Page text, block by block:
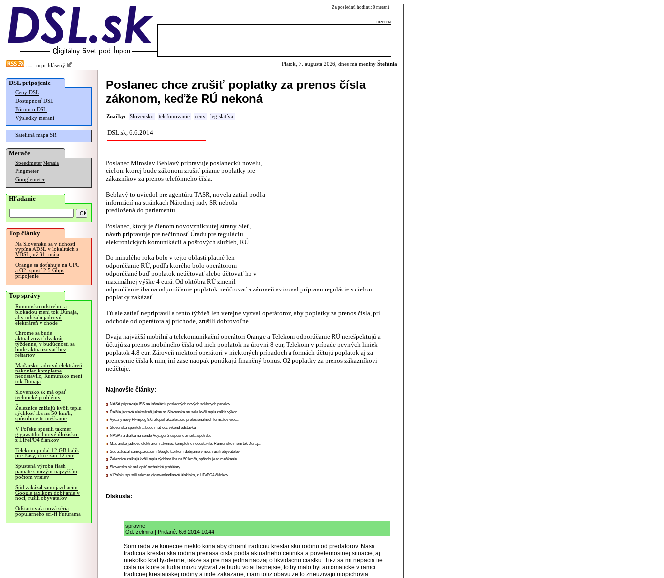
Za poslednú hodinu: 0 meraní
inzercia
neprihlásený Piatok, 7. augusta 2026, dnes má meniny Štefánia
DSL pripojenie
Ceny DSL
Dostupnosť DSL
Fórum o DSL
Výsledky meraní
Satelitná mapa SR
Merače
Speedmeter Merania
Pingmeter
Googlemeter
Hľadanie
Top články
Na Slovensku sa v tichosti
vypína ADSL v lokalitách s
VDSL, už 31. mája
Orange sa doťahuje na UPC
a O2, spustí 2.5 Gbps
pripojenie
Top správy
Rumunsko odstrelmi a
blokádou mení tok Dunaja,
aby udržalo jadrovú
elektráreň v chode
Chrome sa bude
aktualizovať dvakrát
týždenne, v budúcnosti sa
bude aktualizovať bez
reštartov
Maďarsko jadrovú elektráreň
nakoniec kompletne
neodstavilo, Rumunsko mení
tok Dunaja
Slovensko.sk má opäť
technické problémy
Železnice znižujú kvôli teplu
rýchlosť iba na 50 km/h,
spôsobuje to meškanie
V Poľsku spustili takmer
gigawatthodinové úložisko,
z LiFePO4 článkov
Telekom pridal 12 GB balík
pre Easy, chce zaň 12 eur
Spustená výroba flash
pamäte s novým najvyšším
počtom vrstiev
Súd zakázal samojazdiacim
Google taxíkom dobíjanie v
noci, rušili obyvateľov
Odštartovala nová séria
populárneho sci-fi Futurama
Poslanec chce zrušiť poplatky za prenos čísla
zákonom, keďže RÚ nekoná
Značky: Slovensko telefonovanie ceny legislatíva
DSL.sk, 6.6.2014
Poslanec Miroslav Beblavý pripravuje poslaneckú novelu,
cieľom ktorej bude zákonom zrušiť priame poplatky pre
zákazníkov za prenos telefónneho čísla.
Beblavý to uviedol pre agentúru TASR, novela zatiaľ podľa
informácií na stránkach Národnej rady SR nebola
predložená do parlamentu.
Poslanec, ktorý je členom novovzniknutej strany Sieť,
návrh pripravuje pre nečinnosť Úradu pre reguláciu
elektronických komunikácií a poštových služieb, RÚ.
Do minulého roka bolo v tejto oblasti platné len
odporúčanie RÚ, podľa ktorého bolo operátorom
odporúčané buď poplatok neúčtovať alebo účtovať ho v
maximálnej výške 4 eurá. Od októbra RÚ zmenil
odporúčanie iba na odporúčanie poplatok neúčtovať a zároveň avizoval prípravu regulácie s cieľom
poplatky zakázať.
Tú ale zatiaľ nepripravil a tento týždeň len verejne vyzval operátorov, aby poplatky za prenos čísla, pri
odchode od operátora aj príchode, zrušili dobrovoľne.
Dvaja najväčší mobilní a telekomunikační operátori Orange a Telekom odporúčanie RÚ nerešpektujú a
účtujú za prenos mobilného čísla od nich poplatok na úrovni 8 eur, Telekom v prípade pevných liniek
poplatok 4.8 eur. Zároveň niektorí operátori v niektorých prípadoch a formách účtujú poplatok aj za
prenesenie čísla k nim, iní zase naopak ponúkajú finančný bonus. O2 poplatky za prenos zákazníkovi
neúčtuje.
Najnovšie články:
NASA pripravuje ISS na inštaláciu posledných nových solárnych panelov
Ďalšia jadrová elektráreň južne od Slovenska musela kvôli teplu znížiť výkon
Vydaný nový FFmpeg 9.0, zlepšil akceleráciu profesionálnych formátov videa
Slovenská sporiteľňa bude mať cez víkend odstávku
NASA na diaľku na sonde Voyager 2 úspešne znížila spotrebu
Maďarsko jadrovú elektráreň nakoniec kompletne neodstavilo, Rumunsko mení tok Dunaja
Súd zakázal samojazdiacim Google taxíkom dobíjanie v noci, rušili obyvateľov
Železnice znižujú kvôli teplu rýchlosť iba na 50 km/h, spôsobuje to meškanie
Slovensko.sk má opäť technické problémy
V Poľsku spustili takmer gigawatthodinové úložisko, z LiFePO4 článkov
Diskusia:
spravne
Od: zelmira | Pridané: 6.6.2014 10:44
Som rada ze konecne niekto kona aby chranil tradicnu krestansku rodinu od predatorov. Nasa
tradicna krestanska rodina prenasa cisla podla aktualneho cennika a poveternostnej situacie, aj
niekolko krat tyzdenne, takze sa pre nas jedna naozaj o likvidacnu ciastku. Tiez sa mi nepacia tie
cisla na ktore si ludia mozu vybvrat ze budu volat lacnejsie, to by malo byt automaticke v ramci
tradicnej krestanskej rodiny a inde zakazane, mam totiz obavu ze to zneuzivaju ritopichovia.